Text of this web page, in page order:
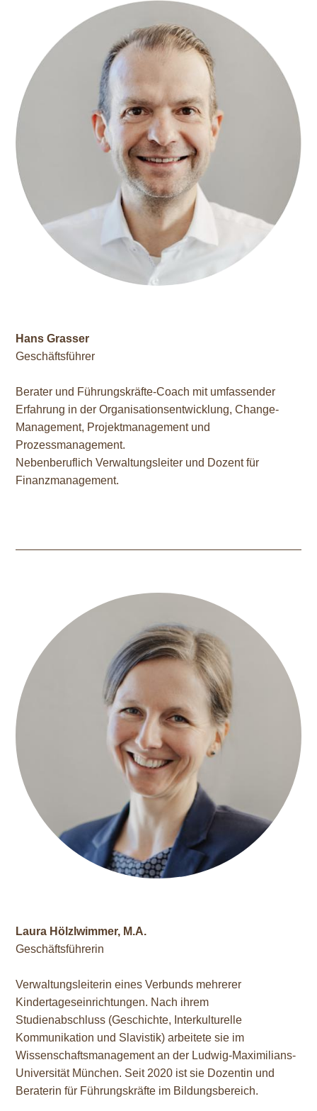
Hans Grasser
Geschäftsführer
Berater und Führungskräfte-Coach mit umfassender
Erfahrung in der Organisationsentwicklung, Change-
Management, Projektmanagement und
Prozessmanagement.
Nebenberuflich Verwaltungsleiter und Dozent für
Finanzmanagement.
Laura Hölzlwimmer, M.A.
Geschäftsführerin
Verwaltungsleiterin eines Verbunds mehrerer
Kindertageseinrichtungen. Nach ihrem
Studienabschluss (Geschichte, Interkulturelle
Kommunikation und Slavistik) arbeitete sie im
Wissenschaftsmanagement an der Ludwig-Maximilians-
Universität München. Seit 2020 ist sie Dozentin und
Beraterin für Führungskräfte im Bildungsbereich.